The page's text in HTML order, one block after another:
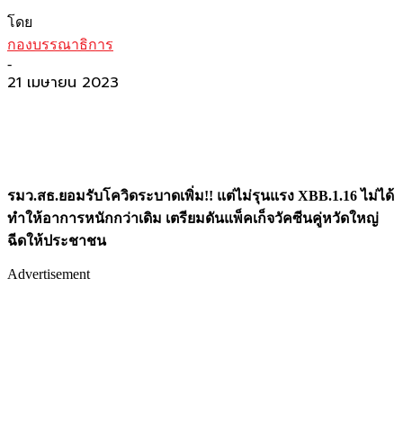
โดย
กองบรรณาธิการ
-
21 เมษายน 2023
รมว.สธ.ยอมรับโควิดระบาดเพิ่ม!! แต่ไม่รุนแรง XBB.1.16 ไม่ได้
ทำให้อาการหนักกว่าเดิม เตรียมดันแพ็คเก็จวัคซีนคู่หวัดใหญ่
ฉีดให้ประชาชน
Advertisement